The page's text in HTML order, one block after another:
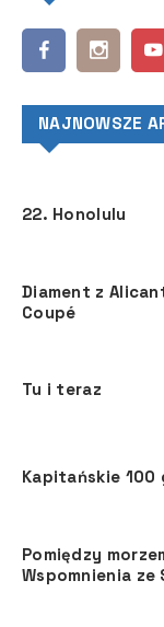
NAJNOWSZE
22. Honolulu
Diament z
Coupé
Tu i teraz
Kapitańskie 100
Pomiędzy
Wspomnienia ze